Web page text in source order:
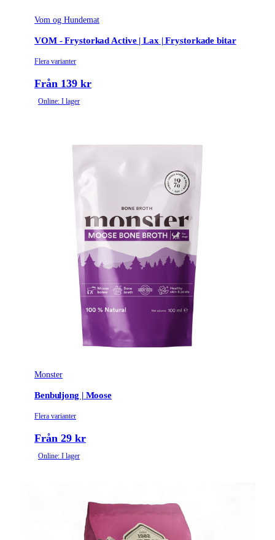
Vom og Hundemat
VOM - Frystorkad Active | Lax | Frystorkade bitar
Flera varianter
Från 139 kr
Online: I lager
Monster
Benbuljong | Moose
Flera varianter
Från 29 kr
Online: I lager